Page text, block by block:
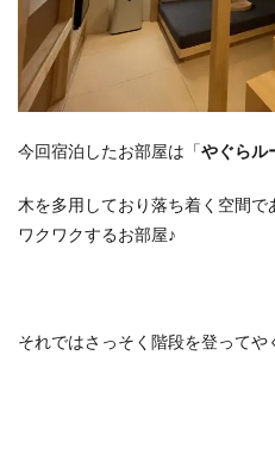
今回宿泊したお部屋は「やぐらル
木を多用しており落ち着く空間
ワクワクするお部屋♪
それではさっそく階段を登ってや